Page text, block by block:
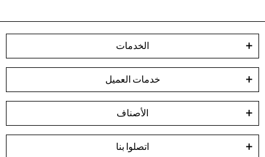
الخدمات
خدمات العميل
الأصناف
اتصلوا بنا